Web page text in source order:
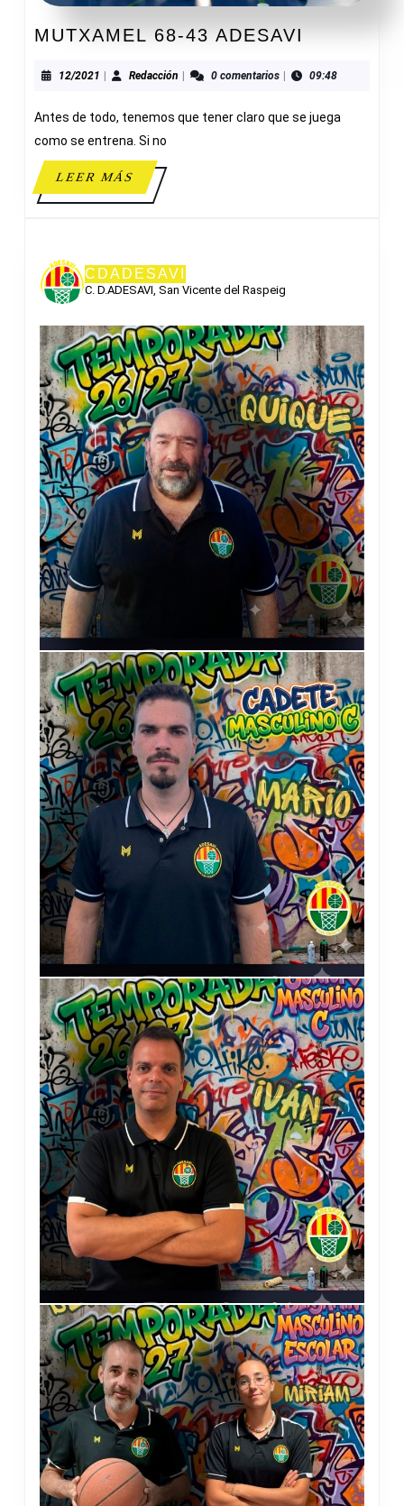
MUTXAMEL 68-43 ADESAVI
43
12/2021 12/2021Redacción Redacción0 comentarios 09:48
Antes de todo, tenemos que tener claro que se juega
como se entrena. Si no
LEER MÁSLEER
MÁS
CDADESAVI
C. D.ADESAVI, San Vicente del Raspeig